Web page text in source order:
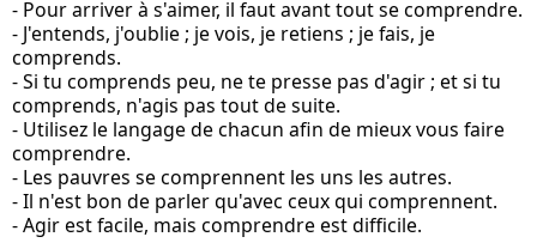
- J'entends, j'oublie ; je vois, je retiens ; je fais, je
comprends.
- Si tu comprends peu, ne te presse pas d'agir ; et si tu
comprends, n'agis pas tout de suite.
- Utilisez le langage de chacun afin de mieux vous faire
comprendre.
- Les pauvres se comprennent les uns les autres.
- Il n'est bon de parler qu'avec ceux qui comprennent.
- Agir est facile, mais comprendre est difficile.